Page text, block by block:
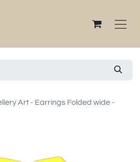
Art - Earrings Folded wide -